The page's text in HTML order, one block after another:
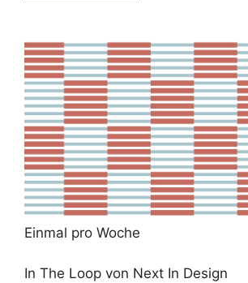
Einmal pro Woche
In The Loop von Next In Design